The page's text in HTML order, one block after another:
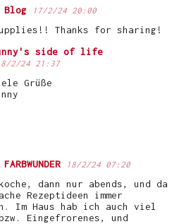
17/2/24 20:00
Thanks for sharing!
side of life
2/24 21:37
Grüße
18/2/24 07:20
dann nur abends, und da
Rezeptideen immer
Im Haus hab ich auch viel
Eingefrorenes, und